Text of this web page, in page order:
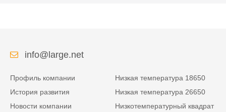
info@large.net
Профиль компании
История развития
Новости компании
Низкая температура 18650
Низкая температура 26650
Низкотемпературный квадрат